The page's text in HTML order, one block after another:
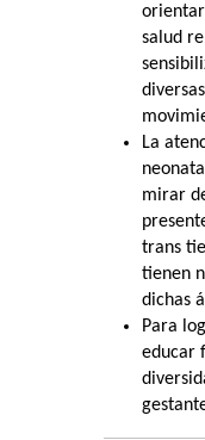
salud
La
mirar
trans
tienen
dichas
Para
educar